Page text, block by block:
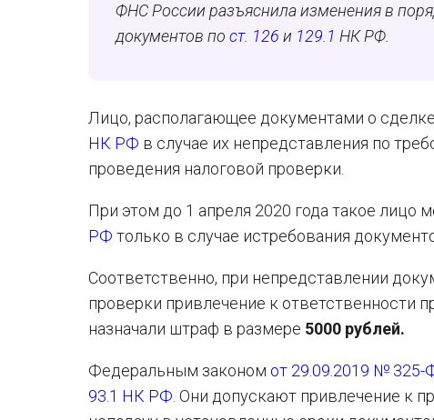
ФНС России разъяснила изменения в
документов по ст. 126 и 129.1 НК РФ.
Лицо, располагающее документами о
НК РФ в случае их непредставления по
проведения налоговой проверки.
При этом до 1 апреля 2020 года такое лицо
РФ только в случае истребования
Соответственно, при непредставлении
проверки привлечение к ответственности
назначали штраф в размере 5000 рублей.
Федеральным законом от 29.09.2019 № 325-
93.1 НК РФ . Они допускают привлечение к